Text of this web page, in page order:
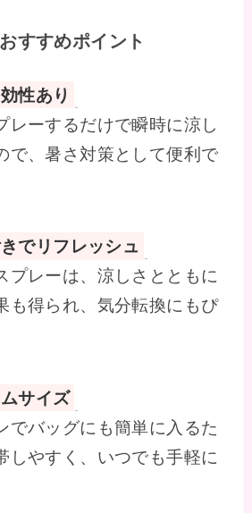
おすすめポイント
性あり
レーするだけで瞬時に涼し
で、暑さ対策として便利で
でリフレッシュ
プレーは、涼しさとともに
も得られ、気分転換にもぴ
サイズ
でバッグにも簡単に入るた
しやすく、いつでも手軽に